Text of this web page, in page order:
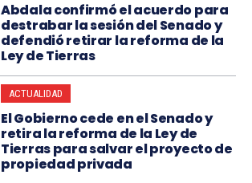
Abdala confirmó el acuerdo para
destrabar la sesión del Senado y
defendió retirar la reforma de la
Ley de Tierras
ACTUALIDAD
El Gobierno cede en el Senado y
retira la reforma de la Ley de
Tierras para salvar el proyecto de
propiedad privada